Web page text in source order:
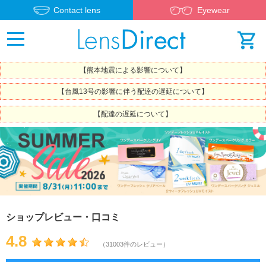
Contact lens Eyewear
【熊本地震による影響について】
【台風13号の影響に伴う配達の遅延について】
【配達の遅延について】
ショップレビュー・口コミ
4.8 （31003件のレビュー）